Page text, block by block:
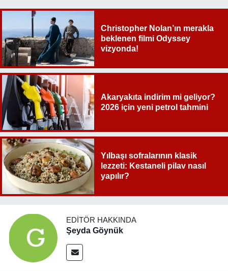
Christopher Nolan’ın merakla
beklenen filmi Odyssey
vizyonda!
Akaryakıta indirim mi geliyor?
2026 için yeni petrol tahmini
Yılbaşı sofralarının klasik
lezzeti: Kestaneli pilav nasıl
yapılır?
EDITÖR HAKKINDA
Şeyda Göynük